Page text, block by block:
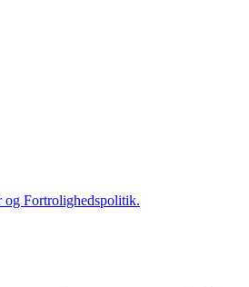
og Fortrolighedspolitik.